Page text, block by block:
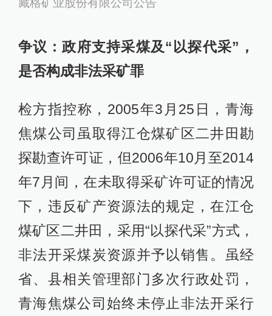
藏格矿业股份有限公司公告
争议：政府支持采煤及“以探代采”，
是否构成非法采矿罪
检方指控称，2005年3月25日，青海
焦煤公司虽取得江仓煤矿区二井田勘
探勘查许可证，但2006年10月至2014
年7月间，在未取得采矿许可证的情况
下，违反矿产资源法的规定，在江仓
煤矿区二井田，采用“以探代采”方式，
非法开采煤炭资源并予以销售。虽经
省、县相关管理部门多次行政处罚，
青海焦煤公司始终未停止非法开采行